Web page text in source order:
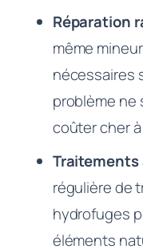
Réparation
même
nécessaires
problème ne
coûter cher
régulière de
hydrofuges
éléments